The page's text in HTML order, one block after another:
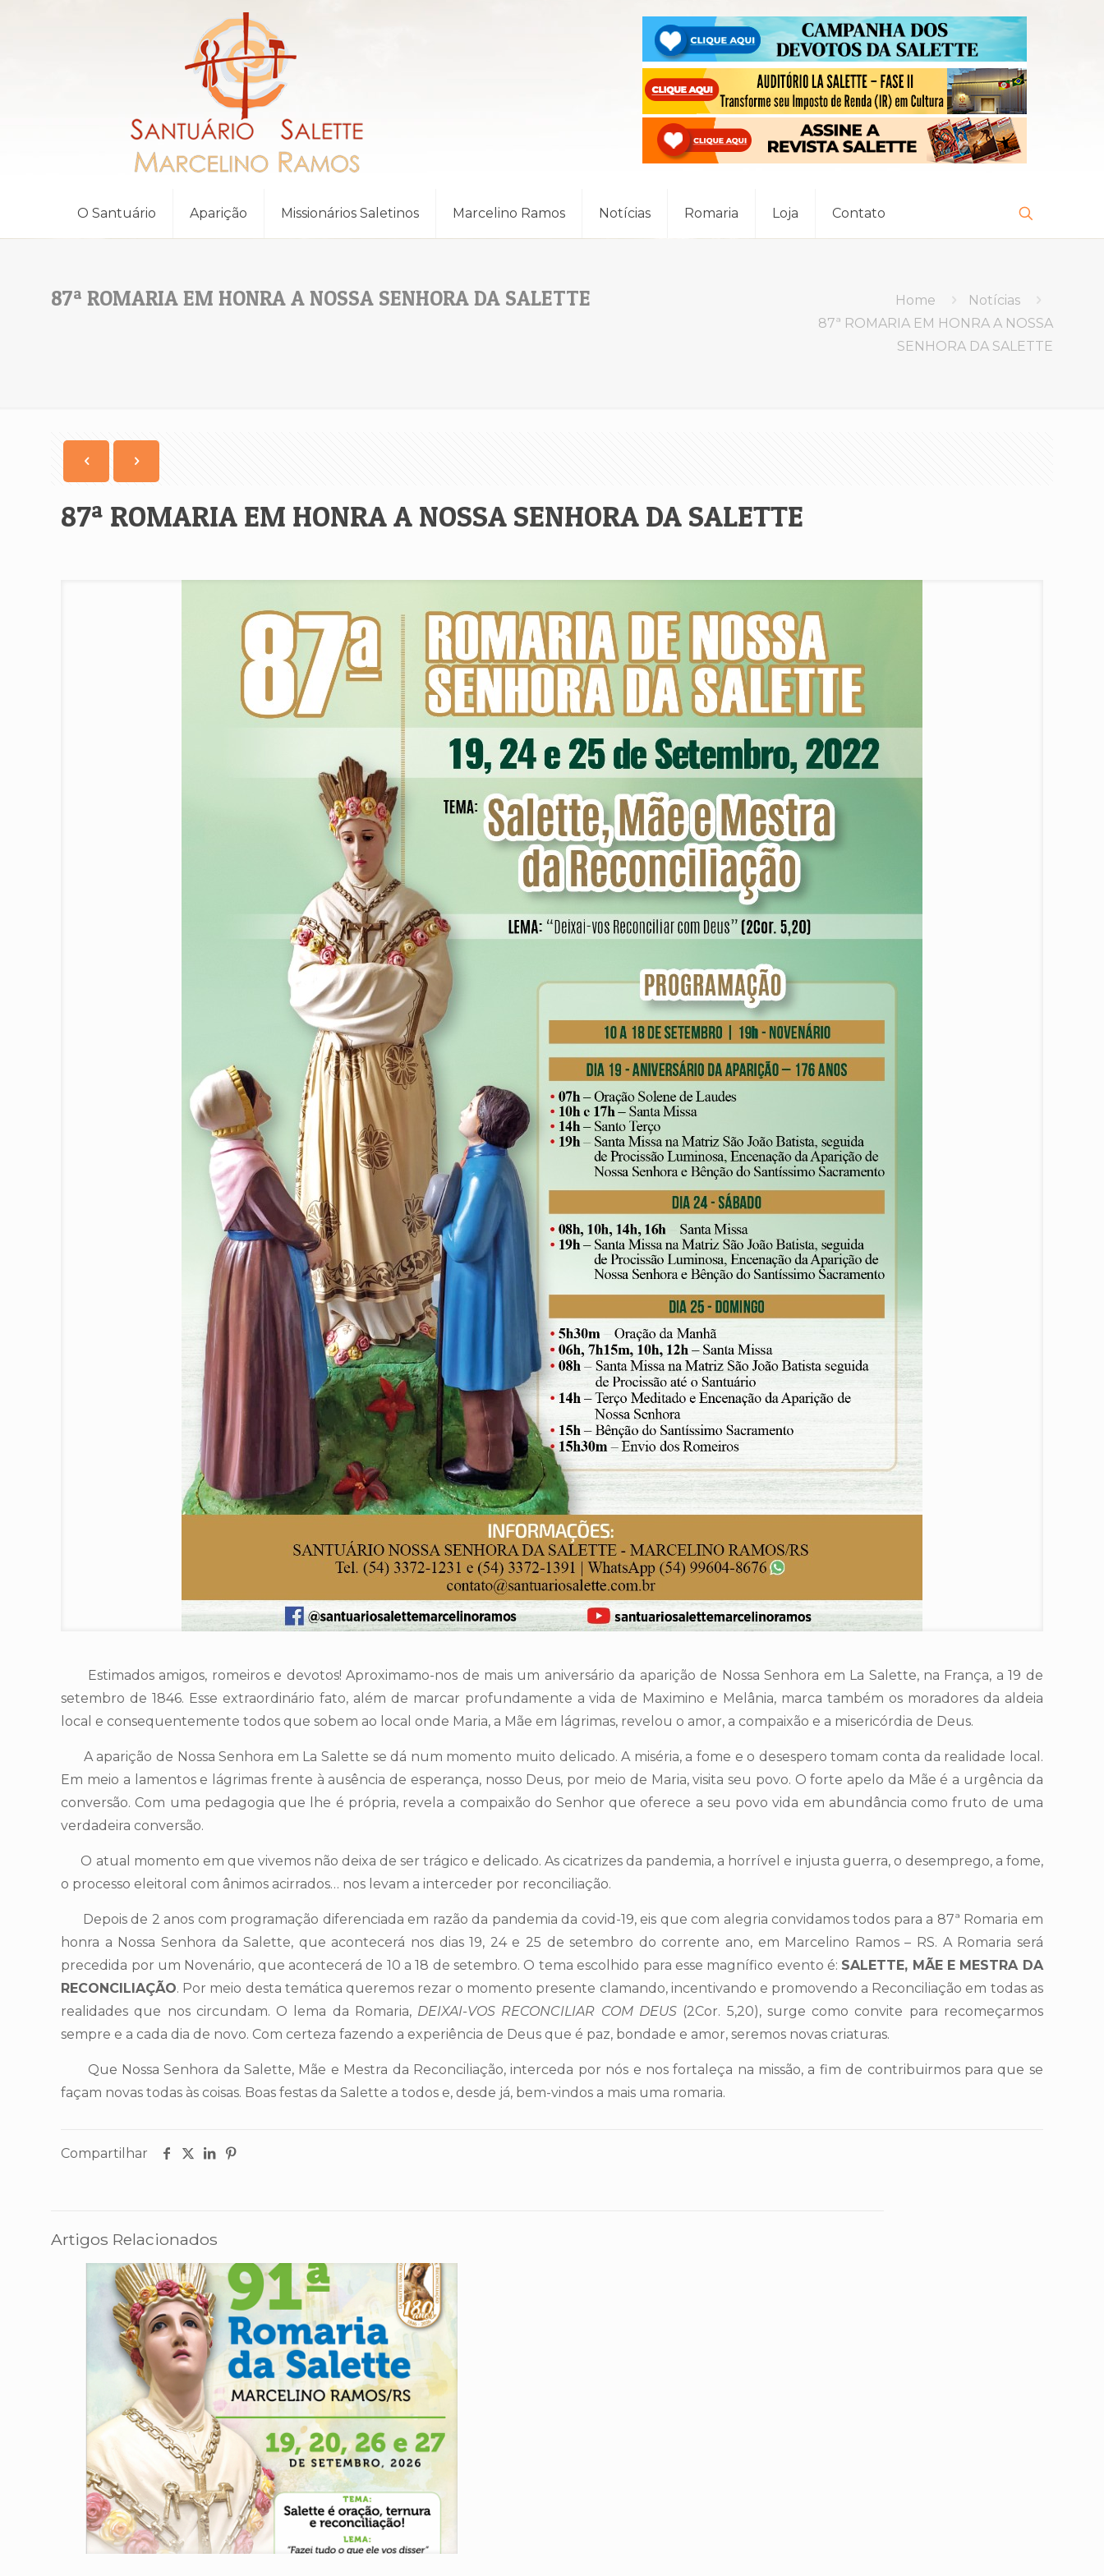
O Santuário Aparição Missionários Saletinos Marcelino Ramos Notícias Romaria Loja Contato
87ª ROMARIA EM HONRA A NOSSA SENHORA DA SALETTE Home
Notícias
87ª ROMARIA EM HONRA A NOSSA
SENHORA DA SALETTE
87ª ROMARIA EM HONRA A NOSSA SENHORA DA SALETTE
Estimados amigos, romeiros e devotos! Aproximamo-nos de mais um aniversário da aparição de Nossa Senhora em La Salette, na França, a 19 de
setembro de 1846. Esse extraordinário fato, além de marcar profundamente a vida de Maximino e Melânia, marca também os moradores da aldeia
local e consequentemente todos que sobem ao local onde Maria, a Mãe em lágrimas, revelou o amor, a compaixão e a misericórdia de Deus.
A aparição de Nossa Senhora em La Salette se dá num momento muito delicado. A miséria, a fome e o desespero tomam conta da realidade local.
Em meio a lamentos e lágrimas frente à ausência de esperança, nosso Deus, por meio de Maria, visita seu povo. O forte apelo da Mãe é a urgência da
conversão. Com uma pedagogia que lhe é própria, revela a compaixão do Senhor que oferece a seu povo vida em abundância como fruto de uma
verdadeira conversão.
O atual momento em que vivemos não deixa de ser trágico e delicado. As cicatrizes da pandemia, a horrível e injusta guerra, o desemprego, a fome,
o processo eleitoral com ânimos acirrados… nos levam a interceder por reconciliação.
Depois de 2 anos com programação diferenciada em razão da pandemia da covid-19, eis que com alegria convidamos todos para a 87ª Romaria em
honra a Nossa Senhora da Salette, que acontecerá nos dias 19, 24 e 25 de setembro do corrente ano, em Marcelino Ramos – RS. A Romaria será
precedida por um Novenário, que acontecerá de 10 a 18 de setembro. O tema escolhido para esse magnífico evento é: SALETTE, MÃE E MESTRA DA
RECONCILIAÇÃO. Por meio desta temática queremos rezar o momento presente clamando, incentivando e promovendo a Reconciliação em todas as
realidades que nos circundam. O lema da Romaria, DEIXAI-VOS RECONCILIAR COM DEUS (2Cor. 5,20), surge como convite para recomeçarmos
sempre e a cada dia de novo. Com certeza fazendo a experiência de Deus que é paz, bondade e amor, seremos novas criaturas.
Que Nossa Senhora da Salette, Mãe e Mestra da Reconciliação, interceda por nós e nos fortaleça na missão, a fim de contribuirmos para que se
façam novas todas às coisas. Boas festas da Salette a todos e, desde já, bem-vindos a mais uma romaria.
Compartilhar
Artigos Relacionados